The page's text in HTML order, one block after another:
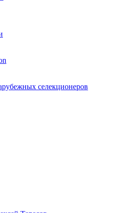
селекционеров